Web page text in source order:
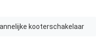
kooterschakelaar